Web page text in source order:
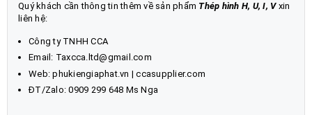
Quý khách cần thông tin thêm về sản phẩm Thép hình H, U, I, Vxin
liên hệ:
Công ty TNHH CCA
Email: Taxcca.ltd@gmail.com
Web:phukiengiaphat.vn |ccasupplier.com
ĐT/Zalo: 0909 299 648 Ms Nga